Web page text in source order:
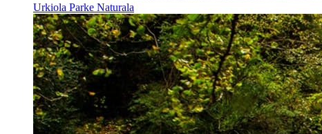
Urkiola Parke Naturala